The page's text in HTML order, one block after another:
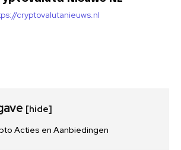
cryptovalutanieuws.nl
[hide]
Acties en Aanbiedingen